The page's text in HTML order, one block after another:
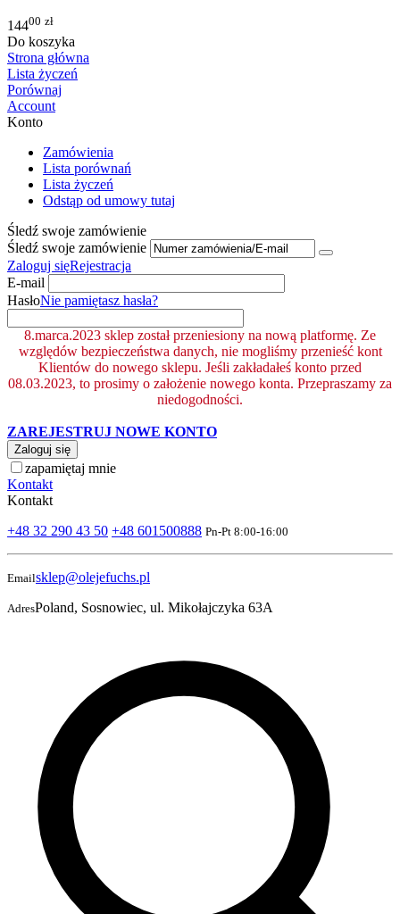
14400 zł
Do koszyka
Strona główna
Lista życzeń
Porównaj
Account
Konto
Zamówienia
Lista porównań
Lista życzeń
Odstąp od umowy tutaj
Śledź swoje zamówienie
Śledź swoje zamówienie
Zaloguj sięRejestracja
E-mail
HasłoNie pamiętasz hasła?
8.marca.2023 sklep został przeniesiony na nową platformę. Ze
względów bezpieczeństwa danych, nie mogliśmy przenieść kont
Klientów do nowego sklepu. Jeśli zakładałeś konto przed
08.03.2023, to prosimy o założenie nowego konta. Przepraszamy za
niedogodności.
ZAREJESTRUJ NOWE KONTO
Zaloguj się
zapamiętaj mnie
Kontakt
Kontakt
+48 32 290 43 50 +48 601500888 Pn-Pt 8:00-16:00
Emailsklep@olejefuchs.pl
AdresPoland, Sosnowiec, ul. Mikołajczyka 63A